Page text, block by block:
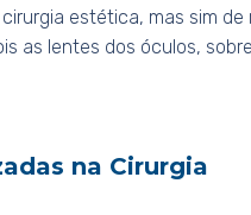
estética, mas sim
as lentes dos óculos,
na Cirurgia